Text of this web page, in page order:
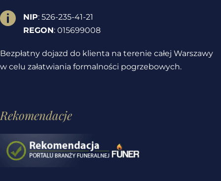

NIP: 526-235-41-21
REGON: 015699008
Bezpłatny dojazd do klienta na terenie całej Warszawy
w celu załatwiania formalności pogrzebowych.
Rekomendacje